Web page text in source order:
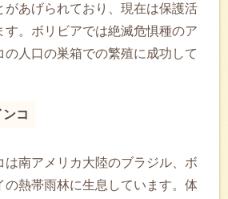
があげられており、現在は保護活
す。ボリビアでは絶滅危惧種のア
の人口の巣箱での繁殖に成功して
ンコ
は南アメリカ大陸のブラジル、ボ
の熱帯雨林に生息しています。体